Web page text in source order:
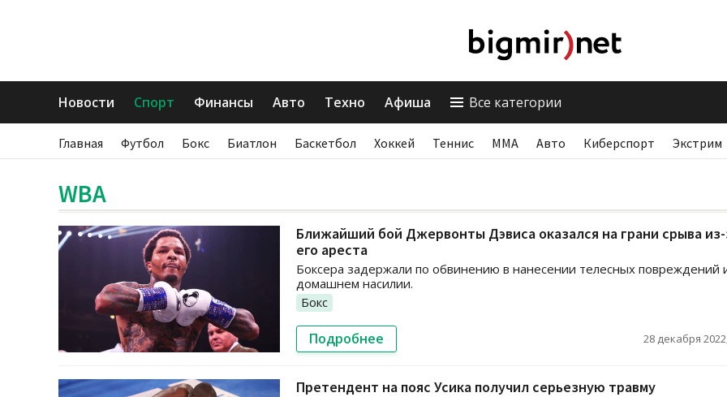
Новости Спорт Финансы Авто Техно Афиша Все категории
Главная Футбол Бокс Биатлон Баскетбол Хоккей Теннис ММА Авто Киберспорт Экстрим
WBA
Ближайший бой Джервонты Дэвиса оказался на грани срыва
его ареста
Боксера задержали по обвинению в нанесении телесных повреждений
домашнем насилии.
Бокс
Подробнее 28 декабря
Претендент на пояс Усика получил серьезную травму